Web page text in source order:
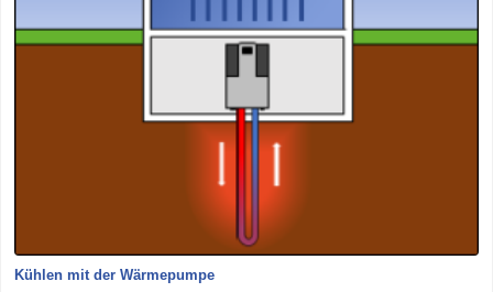
Kühlen mit der Wärmepumpe